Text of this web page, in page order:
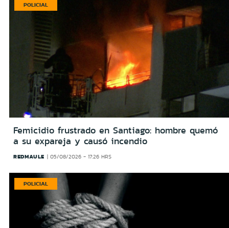
POLICIAL
Femicidio frustrado en Santiago: hombre quemó
a su expareja y causó incendio
REDMAULE 05/08/2026 - 17:26 HRS
POLICIAL